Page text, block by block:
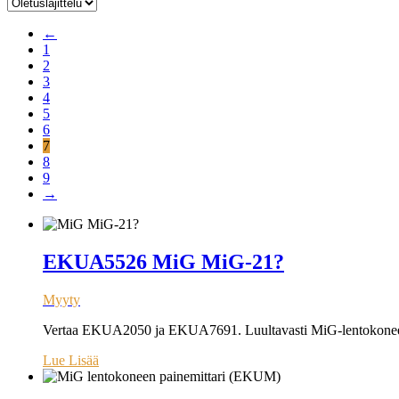
←
1
2
3
4
5
6
7
8
9
→
EKUA5526 MiG MiG-21?
Myyty
Vertaa EKUA2050 ja EKUA7691. Luultavasti MiG-
Lue Lisää